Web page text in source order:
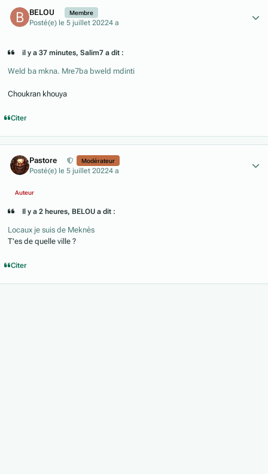
BELOU Membre
Posté(e) le 5 juillet 20224 a
il y a 37 minutes, Salim7 a dit :
Weld ba mkna. Mre7ba bweld mdinti
Choukran khouya
Citer
Pastore Modérateur
Posté(e) le 5 juillet 20224 a
Auteur
Il y a 2 heures, BELOU a dit :
Locaux je suis de Meknès
T'es de quelle ville ?
Citer